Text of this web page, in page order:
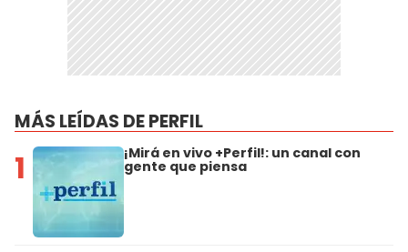
MÁS LEÍDAS DE PERFIL
1 ¡Mirá en vivo +Perfil!: un canal con
gente que piensa